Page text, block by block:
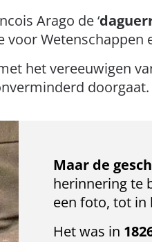
Arago de ‘
voor Wetenschappen
het vereeuwigen
doorgaat.
Maar de
herinnering te
een foto, tot in
Het was in